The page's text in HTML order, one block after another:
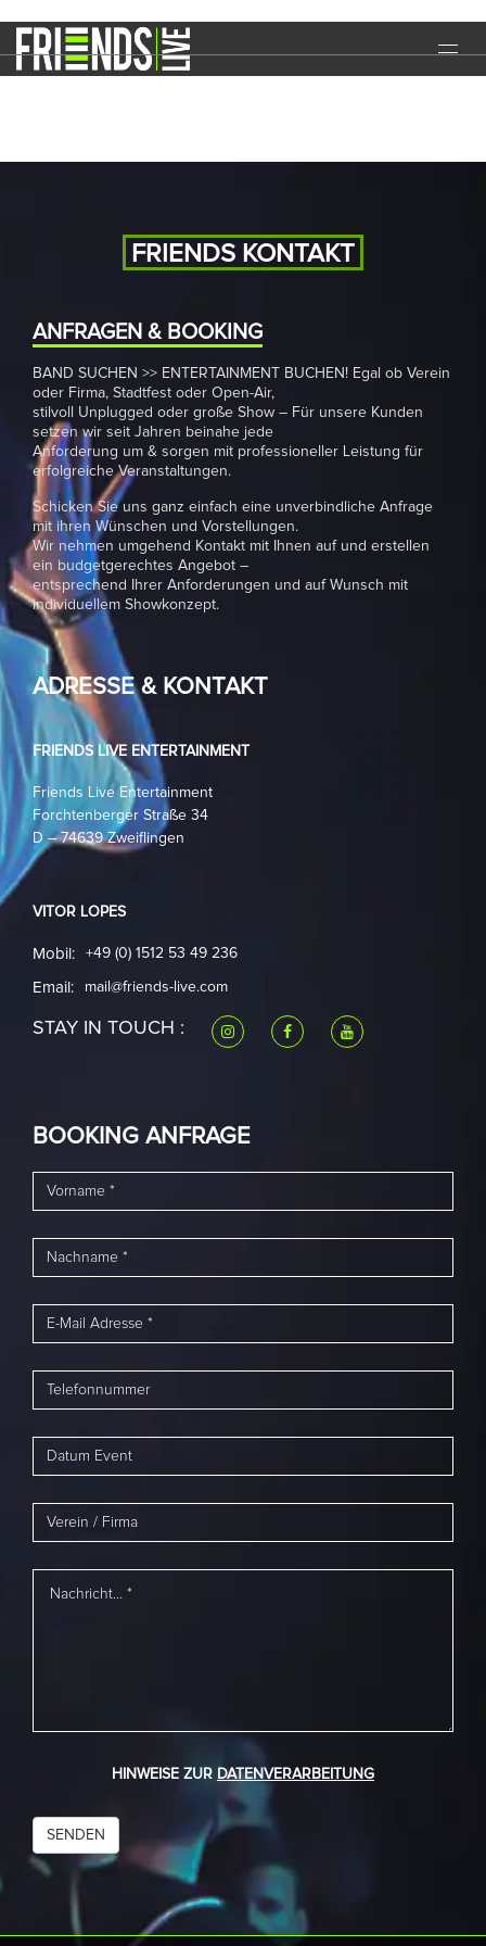
REFERENZEN
DOWNLOADS
KONTAKT
IMPRESSUM
Kirmes
FRIENDS KONTAKT
ANFRAGEN & BOOKING
BAND SUCHEN >> ENTERTAINMENT BUCHEN! Egal ob Verein
oder Firma, Stadtfest oder Open-Air,
stilvoll Unplugged oder große Show – Für unsere Kunden
setzen wir seit Jahren beinahe jede
Anforderung um & sorgen mit professioneller Leistung für
erfolgreiche Veranstaltungen.
Schicken Sie uns ganz einfach eine unverbindliche Anfrage
mit ihren Wünschen und Vorstellungen.
Wir nehmen umgehend Kontakt mit Ihnen auf und erstellen
ein budgetgerechtes Angebot –
entsprechend Ihrer Anforderungen und auf Wunsch mit
individuellem Showkonzept.
ADRESSE & KONTAKT
FRIENDS LIVE ENTERTAINMENT
Friends Live Entertainment
Forchtenberger Straße 34
D – 74639 Zweiflingen
VITOR LOPES
Mobil: +49 (0) 1512 53 49 236
Email: mail@friends-live.com
STAY IN TOUCH :
BOOKING ANFRAGE
HINWEISE ZUR DATENVERARBEITUNG